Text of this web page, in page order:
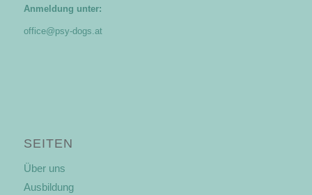
Anmeldung unter:
office@psy-dogs. at
SEITEN
Über uns
Ausbildung